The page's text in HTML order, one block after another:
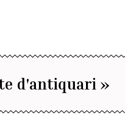
d'antiquari »